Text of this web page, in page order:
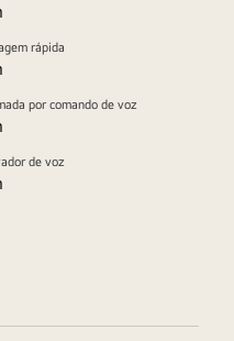
rápida
por comando de voz
de voz